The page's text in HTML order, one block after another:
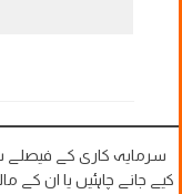
سرمایہ کاری کے فیصلے
کیے جانے چاہئیں یا ان کے